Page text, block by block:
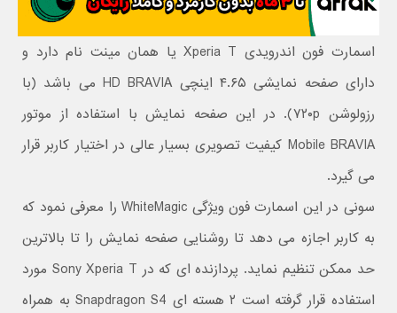
اسمارت فون اندرویدی Xperia T یا همان مینت نام دارد و
دارای صفحه نمایشی ۴.۶۵ اینچی HD BRAVIA می باشد (با
رزولوشن ۷۲۰p). در این صفحه نمایش با استفاده از موتور
Mobile BRAVIA کیفیت تصویری بسیار عالی در اختیار کاربر قرار
می گیرد.
سونی در این اسمارت فون ویژگی WhiteMagic را معرفی نمود که
به کاربر اجازه می دهد تا روشنایی صفحه نمایش را تا بالاترین
حد ممکن تنظیم نماید. پردازنده ای که در Sony Xperia T مورد
استفاده قرار گرفته است ۲ هسته ای Snapdragon S4 به همراه